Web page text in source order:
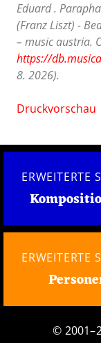
Eduard .
(Franz Liszt) -
– music austria.
https://
8. 2026).
Druckvorschau
ERWEITERTE
ERWEITERTE
©